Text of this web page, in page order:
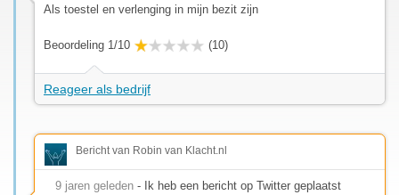
Als toestel en verlenging in mijn bezit zijn
Beoordeling 1/10 (10)
Reageer als bedrijf
Bericht van Robin van Klacht.nl
9 jaren geleden - Ik heb een bericht op Twitter geplaatst